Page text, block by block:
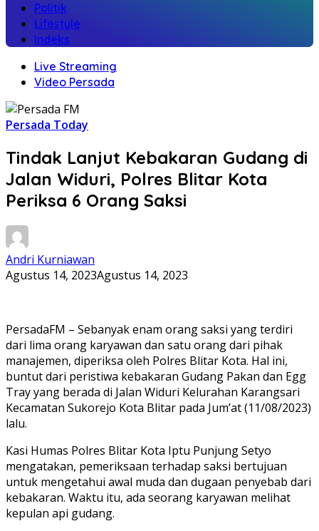
Politik
Lifestyle
Indeks
Live Streaming
Video Persada
Persada Today
Tindak Lanjut Kebakaran Gudang di
Jalan Widuri, Polres Blitar Kota
Periksa 6 Orang Saksi
Andri Kurniawan
Agustus 14, 2023Agustus 14, 2023
PersadaFM – Sebanyak enam orang saksi yang terdiri
dari lima orang karyawan dan satu orang dari pihak
manajemen, diperiksa oleh Polres Blitar Kota. Hal ini,
buntut dari peristiwa kebakaran Gudang Pakan dan Egg
Tray yang berada di Jalan Widuri Kelurahan Karangsari
Kecamatan Sukorejo Kota Blitar pada Jum’at (11/08/2023)
lalu.
Kasi Humas Polres Blitar Kota Iptu Punjung Setyo
mengatakan, pemeriksaan terhadap saksi bertujuan
untuk mengetahui awal muda dan dugaan penyebab dari
kebakaran. Waktu itu, ada seorang karyawan melihat
kepulan api gudang.